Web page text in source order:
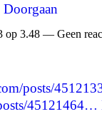
Doorgaan
op 3.48 — Geen
posts/
45121464…